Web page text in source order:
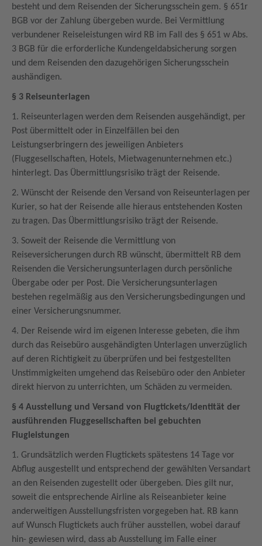
besteht und dem Reisenden der Sicherungsschein gem. § 651r
BGB vor der Zahlung übergeben wurde. Bei Vermittlung
verbundener Reiseleistungen wird RB im Fall des § 651 w Abs.
3 BGB für die erforderliche Kundengeldabsicherung sorgen
und dem Reisenden den dazugehörigen Sicherungsschein
aushändigen.
§ 3 Reiseunterlagen
1. Reiseunterlagen werden dem Reisenden ausgehändigt, per
Post übermittelt oder in Einzelfällen bei den
Leistungserbringern des jeweiligen Anbieters
(Fluggesellschaften, Hotels, Mietwagenunternehmen etc.)
hinterlegt. Das Übermittlungsrisiko trägt der Reisende.
2. Wünscht der Reisende den Versand von Reiseunterlagen per
Kurier, so hat der Reisende alle hieraus entstehenden Kosten
zu tragen. Das Übermittlungsrisiko trägt der Reisende.
3. Soweit der Reisende die Vermittlung von
Reiseversicherungen durch RB wünscht, übermittelt RB dem
Reisenden die Versicherungsunterlagen durch persönliche
Übergabe oder per Post. Die Versicherungsunterlagen
bestehen regelmäßig aus den Versicherungsbedingungen und
einer Versicherungsnummer.
4. Der Reisende wird im eigenen Interesse gebeten, die ihm
durch das Reisebüro ausgehändigten Unterlagen unverzüglich
auf deren Richtigkeit zu überprüfen und bei festgestellten
Unstimmigkeiten umgehend das Reisebüro oder den Anbieter
direkt hiervon zu unterrichten, um Schäden zu vermeiden.
§ 4 Ausstellung und Versand von Flugtickets/Identität der
ausführenden Fluggesellschaften bei gebuchten
Flugleistungen
1. Grundsätzlich werden Flugtickets spätestens 14 Tage vor
Abflug ausgestellt und entsprechend der gewählten Versandart
an den Reisenden zugestellt oder übergeben. Dies gilt nur,
soweit die entsprechende Airline als Reiseanbieter keine
anderweitigen Ausstellungsfristen vorgegeben hat. RB kann
auf Wunsch Flugtickets auch früher ausstellen, wobei darauf
hin- gewiesen wird, dass ab Ausstellung im Falle einer